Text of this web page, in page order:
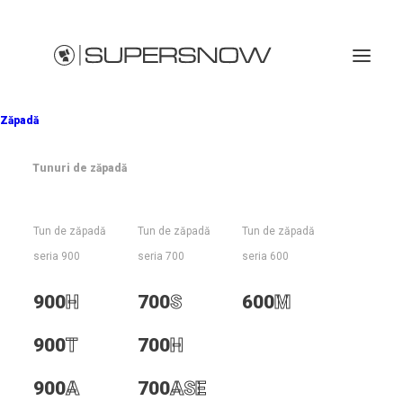
Zăpadă
Tunuri de zăpadă
Tun de zăpadă
seria 900
900H
900T
900A
Tun de zăpadă
seria 700
700S
700H
700ASE
Tun de zăpadă
seria 600
600M
Boom